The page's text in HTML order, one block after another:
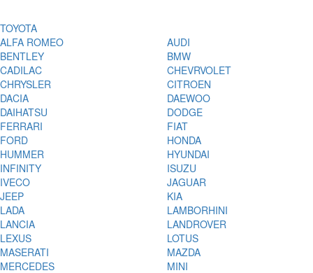
TOYOTA
ALFA ROMEO
AUDI
BENTLEY
BMW
CADILAC
CHEVRVOLET
CHRYSLER
CITROEN
DACIA
DAEWOO
DAIHATSU
DODGE
FERRARI
FIAT
FORD
HONDA
HUMMER
HYUNDAI
INFINITY
ISUZU
IVECO
JAGUAR
JEEP
KIA
LADA
LAMBORHINI
LANCIA
LANDROVER
LEXUS
LOTUS
MASERATI
MAZDA
MERCEDES
MINI